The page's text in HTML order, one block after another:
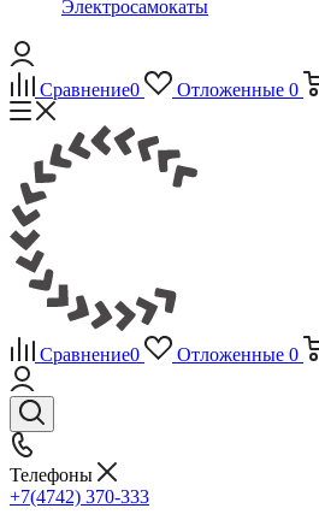
Электросамокаты
Сравнение0 Отложенные 0
Сравнение0 Отложенные 0
Телефоны
+7(4742) 370-333